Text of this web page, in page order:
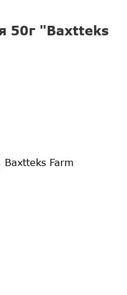
50г "Baxtteks
Baxtteks Farm